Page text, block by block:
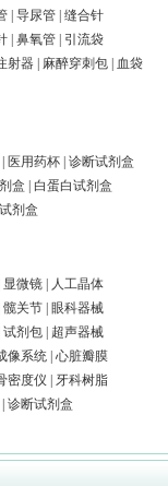
导尿管 缝合针
鼻氧管
引流袋
射器 麻醉穿刺包
血袋
医用药杯 诊断试剂盒
盒
白蛋白试剂盒
剂盒
显微镜
人工晶体
髋关节
眼科器械
试剂包
超声器械
像系统 心脏瓣膜
密度仪
牙科树脂
诊断试剂盒